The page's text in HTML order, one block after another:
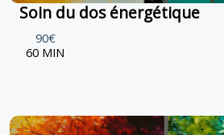
Soin du dos énergétique
90€
60 MIN